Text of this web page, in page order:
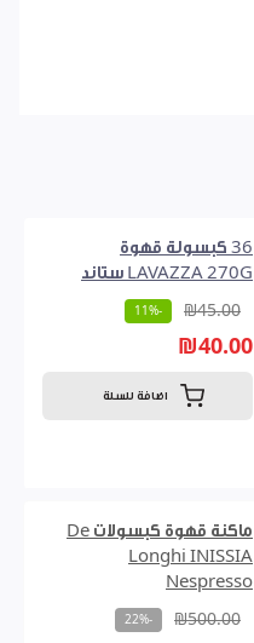
36 كبسولة قهوة
LAVAZZA 270G ستاند
₪45.00
-11%
₪40.00
اضافة للسلة
ماكنة قهوة كبسولات De
Longhi INISSIA
Nespresso
₪500.00
-22%